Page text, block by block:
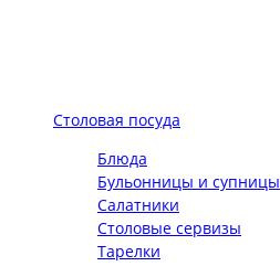
Столовая посуда
Блюда
Бульонницы и супницы
Салатники
Столовые сервизы
Тарелки